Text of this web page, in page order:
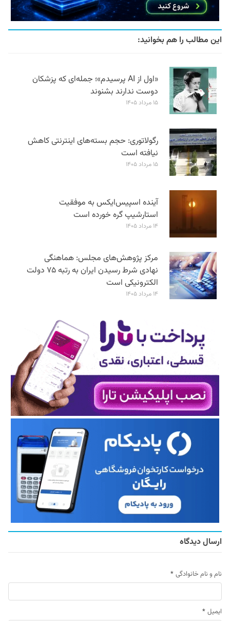
این مطالب را هم بخوانید:
«اول از AI پرسیدم»؛ جمله‌ای که پزشکان
دوست ندارند بشنوند
۱۵ مرداد ۱۴۰۵
رگولاتوری: حجم بسته‌های اینترنتی کاهش
نیافته است
۱۵ مرداد ۱۴۰۵
آینده اسپیس‌ایکس به موفقیت
استارشیپ گره خورده است
۱۴ مرداد ۱۴۰۵
مرکز پژوهش‌های مجلس: هماهنگی
نهادی شرط رسیدن ایران به رتبه ۷۵ دولت
الکترونیکی است
۱۴ مرداد ۱۴۰۵
ارسال دیدگاه
نام و نام خانوادگی *
ایمیل *